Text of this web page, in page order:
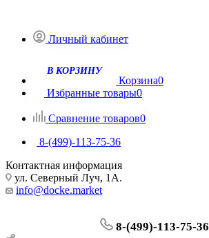
Личный кабинет
Корзина0
Избранные товары0
Сравнение товаров0
8-(499)-113-75-36
Контактная информация
ул. Северный Луч, 1А.
info@docke.market
8-(499)-113-75-36